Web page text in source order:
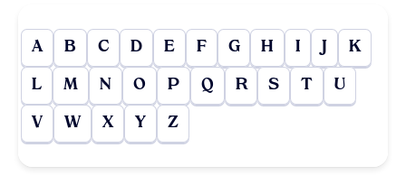
A B C D E F G H I J K
L M N O P Q R S T U
V W X Y Z